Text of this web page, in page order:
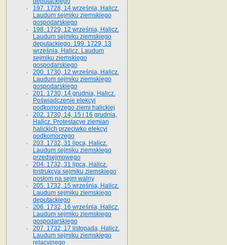
197. 1728, 14 września, Halicz.
Laudum sejmiku ziemskiego
gospodarskiego
198. 1729, 12 września, Halicz.
Laudum sejmiku ziemskiego
deputackiego. 199. 1729, 13
września, Halicz. Laudum
sejmiku ziemskiego
gospodarskiego
200. 1730, 12 września, Halicz.
Laudum sejmiku ziemskiego
gospodarskiego
201. 1730, 14 grudnia, Halicz.
Poświadczenie elekcyi
podkomorzego ziemi halickiej
202. 1730, 14, 15 i 16 grudnia,
Halicz. Protestacye ziemian
halickich przeciwko elekcyi
podkomorzego
203. 1732, 31 lipca, Halicz.
Laudum sejmiku ziemskiego
przedsejmowego
204. 1732, 31 lipca, Halicz.
Instrukcya sejmiku ziemskiego
posłom na sejm walny
205. 1732, 15 września, Halicz.
Laudum sejmiku ziemskiego
deputackiego
206. 1732, 16 września, Halicz.
Laudum sejmiku ziemskiego
gospodarskiego
207. 1732, 17 listopada, Halicz.
Laudum sejmiku ziemskiego
relacyjnego